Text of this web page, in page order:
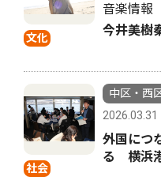
文化
音楽情報
今井美樹
社会
中区・西
2026.03.31
外国につ
る 横浜